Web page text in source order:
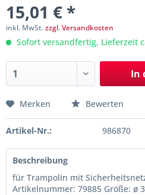
15,01 € *
inkl. MwSt.zzgl. Versandkosten
Sofort versandfertig, Lieferzeit
In
Merken Bewerten
Artikel-Nr.: 986870
Beschreibung
für Trampolin mit Sicherheitsnetz
Artikelnummer: 79885 Größe: ø